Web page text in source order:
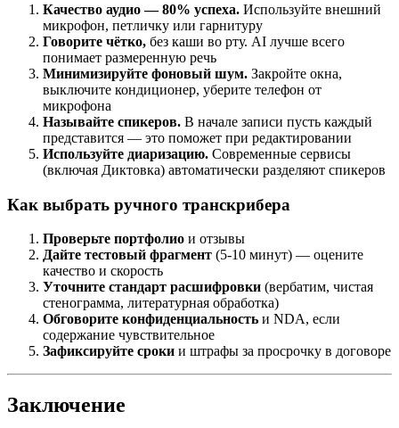
Качество аудио — 80% успеха. Используйте внешний
микрофон, петличку или гарнитуру
Говорите чётко, без каши во рту. AI лучше всего
понимает размеренную речь
Минимизируйте фоновый шум. Закройте окна,
выключите кондиционер, уберите телефон от
микрофона
Называйте спикеров. В начале записи пусть каждый
представится — это поможет при редактировании
Используйте диаризацию. Современные сервисы
(включая Диктовка) автоматически разделяют спикеров
Как выбрать ручного транскрибера
Проверьте портфолио и отзывы
Дайте тестовый фрагмент (5-10 минут) — оцените
качество и скорость
Уточните стандарт расшифровки (вербатим, чистая
стенограмма, литературная обработка)
Обговорите конфиденциальность и NDA, если
содержание чувствительное
Зафиксируйте сроки и штрафы за просрочку в договоре
Заключение